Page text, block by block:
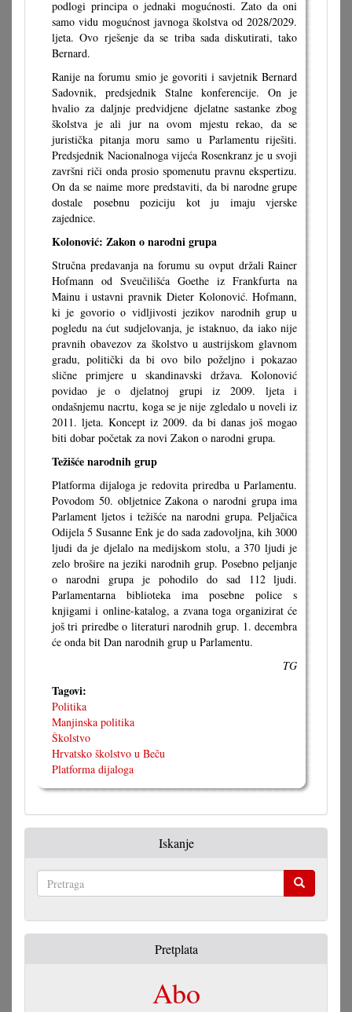
podlogi principa o jednaki mogućnosti. Zato da oni
samo vidu mogućnost javnoga školstva od 2028/2029.
ljeta. Ovo rješenje da se triba sada diskutirati, tako
Bernard.
Ranije na forumu smio je govoriti i savjetnik Bernard
Sadovnik, predsjednik Stalne konferencije. On je
hvalio za daljnje predvidjene djelatne sastanke zbog
školstva je ali jur na ovom mjestu rekao, da se
juristička pitanja moru samo u Parlamentu riješiti.
Predsjednik Nacionalnoga vijeća Rosenkranz je u svoji
završni riči onda prosio spomenutu pravnu ekspertizu.
On da se naime more predstaviti, da bi narodne grupe
dostale posebnu poziciju kot ju imaju vjerske
zajednice.
Kolonović: Zakon o narodni grupa
Stručna predavanja na forumu su ovput držali Rainer
Hofmann od Sveučilišća Goethe iz Frankfurta na
Mainu i ustavni pravnik Dieter Kolonović. Hofmann,
ki je govorio o vidljivosti jezikov narodnih grup u
pogledu na ćut sudjelovanja, je istaknuo, da iako nije
pravnih obavezov za školstvo u austrijskom glavnom
gradu, politički da bi ovo bilo poželjno i pokazao
slične primjere u skandinavski država. Kolonović
povidao je o djelatnoj grupi iz 2009. ljeta i
ondašnjemu nacrtu, koga se je nije zgledalo u noveli iz
2011. ljeta. Koncept iz 2009. da bi danas još mogao
biti dobar početak za novi Zakon o narodni grupa.
Težišće narodnih grup
Platforma dijaloga je redovita priredba u Parlamentu.
Povodom 50. obljetnice Zakona o narodni grupa ima
Parlament ljetos i težišće na narodni grupa. Peljačica
Odijela 5 Susanne Enk je do sada zadovoljna, kih 3000
ljudi da je djelalo na medijskom stolu, a 370 ljudi je
zelo brošire na jeziki narodnih grup. Posebno peljanje
o narodni grupa je pohodilo do sad 112 ljudi.
Parlamentarna biblioteka ima posebne police s
knjigami i online-katalog, a zvana toga organizirat će
još tri priredbe o literaturi narodnih grup. 1. decembra
će onda bit Dan narodnih grup u Parlamentu.
TG
Tagovi:
Politika
Manjinska politika
Školstvo
Hrvatsko školstvo u Beču
Platforma dijaloga
Iskanje
Pretplata
Abo